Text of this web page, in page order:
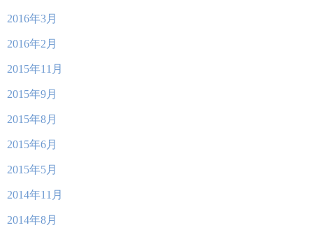
2016年3月
2016年2月
2015年11月
2015年9月
2015年8月
2015年6月
2015年5月
2014年11月
2014年8月